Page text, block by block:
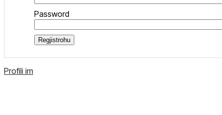
Password
Regjistrohu
Profili im